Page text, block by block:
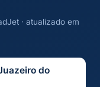
· atualizado em
do